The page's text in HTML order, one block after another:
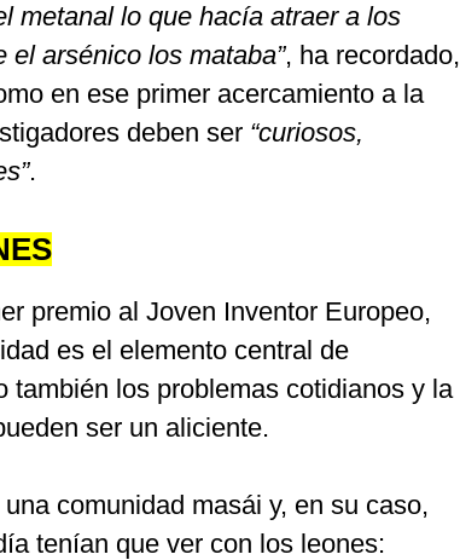
metanal lo que hacía atraer a los
arsénico los mataba”, ha recordado,
en ese primer acercamiento a la
deben ser “curiosos,
.
premio al Joven Inventor Europeo,
es el elemento central de
también los problemas cotidianos y la
ser un aliciente.
comunidad masái y, en su caso,
tenían que ver con los leones: